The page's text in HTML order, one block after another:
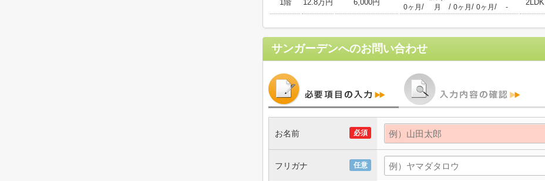
1階
12.8万円 6,000円
0ヶ月 /
月
/ 0ヶ月 / 0ヶ月 / -
2LDK
サンガーデンへのお問い合わせ
必須
お名前
任意
フリガナ